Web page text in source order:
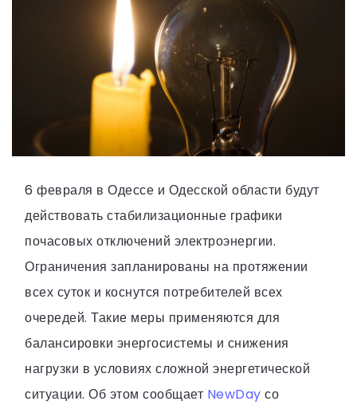
6 февраля в Одессе и Одесской области будут
действовать стабилизационные графики
почасовых отключений электроэнергии.
Ограничения запланированы на протяжении
всех суток и коснутся потребителей всех
очередей. Такие меры применяются для
балансировки энергосистемы и снижения
нагрузки в условиях сложной энергетической
ситуации. Об этом сообщает NewDay со